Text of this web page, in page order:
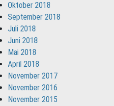
Oktober 2018
September 2018
Juli 2018
Juni 2018
Mai 2018
April 2018
November 2017
November 2016
November 2015